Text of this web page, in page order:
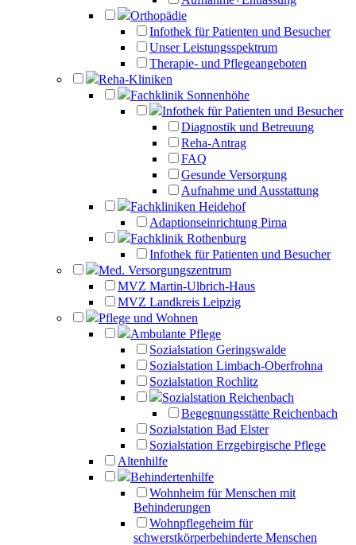
Orthopädie
Infothek für Patienten und Besucher
Unser Leistungsspektrum
Therapie- und Pflegeangeboten
Reha-Kliniken
Fachklinik Sonnenhöhe
Infothek für Patienten und Besucher
Diagnostik und Betreuung
Reha-Antrag
FAQ
Gesunde Versorgung
Aufnahme und Ausstattung
Fachkliniken Heidehof
Adaptionseinrichtung Pirna
Fachklinik Rothenburg
Infothek für Patienten und Besucher
Med. Versorgungszentrum
MVZ Martin-Ulbrich-Haus
MVZ Landkreis Leipzig
Pflege und Wohnen
Ambulante Pflege
Sozialstation Geringswalde
Sozialstation Limbach-Oberfrohna
Sozialstation Rochlitz
Sozialstation Reichenbach
Begegnungsstätte Reichenbach
Sozialstation Bad Elster
Sozialstation Erzgebirgische Pflege
Altenhilfe
Behindertenhilfe
Wohnheim für Menschen mit
Behinderungen
Wohnpflegeheim für
schwerstkörperbehinderte Menschen